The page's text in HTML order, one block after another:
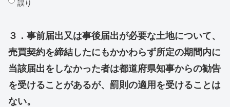
誤り
３．事前届出又は事後届出が必要な土地について、
売買契約を締結したにもかかわらず所定の期間内に
当該届出をしなかった者は都道府県知事からの勧告
を受けることがあるが、罰則の適用を受けることは
ない。